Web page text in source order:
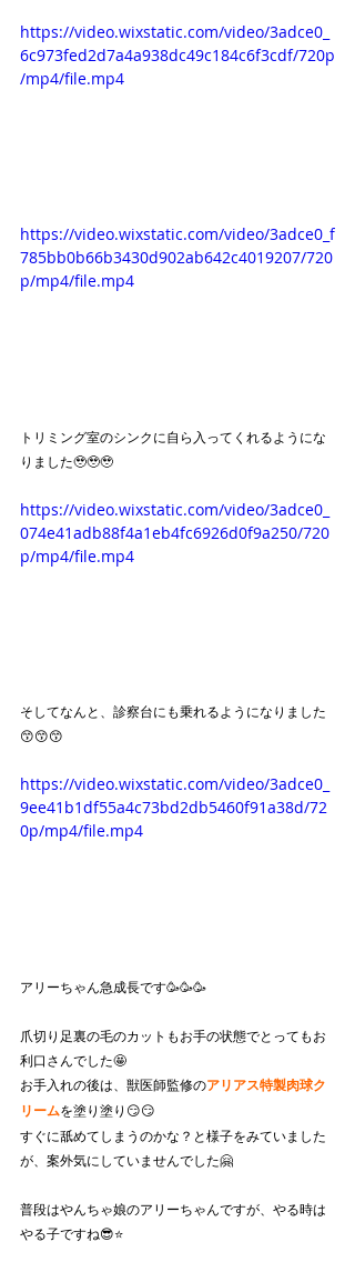
https://video.wixstatic.com/video/3adce0_
6c973fed2d7a4a938dc49c184c6f3cdf/720p
/mp4/file.mp4
https://video.wixstatic.com/video/3adce0_f
785bb0b66b3430d902ab642c4019207/720
p/mp4/file.mp4
トリミング室のシンクに自ら入ってくれるようにな
りました🥹🥹🥹
https://video.wixstatic.com/video/3adce0_
074e41adb88f4a1eb4fc6926d0f9a250/720
p/mp4/file.mp4
そしてなんと、診察台にも乗れるようになりました
😙😙😙
https://video.wixstatic.com/video/3adce0_
9ee41b1df55a4c73bd2db5460f91a38d/72
0p/mp4/file.mp4
アリーちゃん急成長です🥳🥳🥳
爪切り足裏の毛のカットもお手の状態でとってもお
利口さんでした🤩
お手入れの後は、獣医師監修のアリアス特製肉球ク
リームを塗り塗り😏😏
すぐに舐めてしまうのかな？と様子をみていました
が、案外気にしていませんでした🤗
普段はやんちゃ娘のアリーちゃんですが、やる時は
やる子ですね😎⭐️